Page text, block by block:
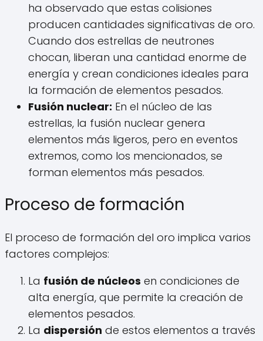
ha observado que estas colisiones
producen cantidades significativas de oro.
Cuando dos estrellas de neutrones
chocan, liberan una cantidad enorme de
energía y crean condiciones ideales para
la formación de elementos pesados.
Fusión nuclear: En el núcleo de las
estrellas, la fusión nuclear genera
elementos más ligeros, pero en eventos
extremos, como los mencionados, se
forman elementos más pesados.
Proceso de formación
El proceso de formación del oro implica varios
factores complejos:
La fusión de núcleos en condiciones de
alta energía, que permite la creación de
elementos pesados.
La dispersión de estos elementos a través